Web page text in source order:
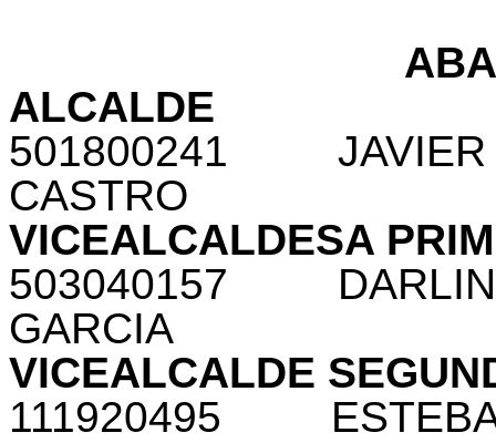
ALCALDE
501800241
CASTRO
VICEALCALDESA
503040157
GARCIA
VICEALCALDE
111920495